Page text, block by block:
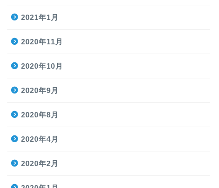
2021年1月
2020年11月
2020年10月
2020年9月
2020年8月
2020年4月
2020年2月